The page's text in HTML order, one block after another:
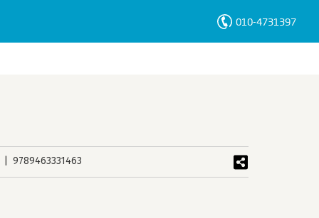
010-4731397
9789463331463
Personen